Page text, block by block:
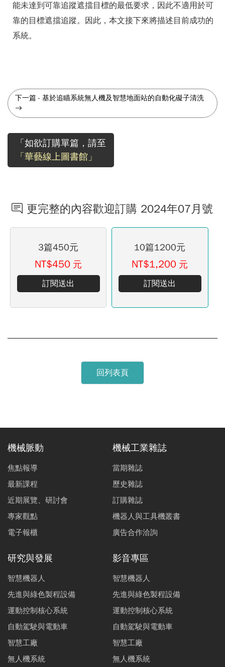
能未達到可靠追蹤遮擋目標的最低要求，因此不適用於可
靠的目標遮擋追蹤。因此，本文接下來將描述目前成功的
系統。
下一篇 - 基於追瞄系統無人機及智慧地面站的自動化礙子清洗
「如欲訂購單篇，請至
「華藝線上圖書館」
更完整的內容歡迎訂購 2024年07月號
3篇450元
NT$450 元
訂閱送出
10篇1200元
NT$1,200 元
訂閱送出
回列表頁
機械脈動
焦點報導
最新課程
近期展覽、研討會
專家觀點
電子報櫃
機械工業雜誌
當期雜誌
歷史雜誌
訂購雜誌
機器人與工具機叢書
廣告合作洽詢
研究與發展
智慧機器人
先進與綠色製程設備
運動控制核心系統
自動駕駛與電動車
智慧工廠
無人機系統
影音專區
智慧機器人
先進與綠色製程設備
運動控制核心系統
自動駕駛與電動車
智慧工廠
無人機系統